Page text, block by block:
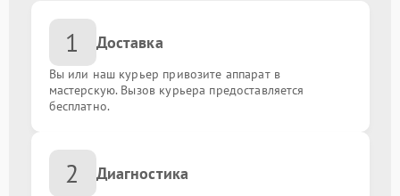
Замена порта VGA
Замена мультиконтроллера
Замена контроллеров от 1800.00 ₽
Замена чипов
1 Доставка
Вы или наш курьер привозите аппарат в
мастерскую. Вызов курьера предоставляется
бесплатно.
2 Диагностика